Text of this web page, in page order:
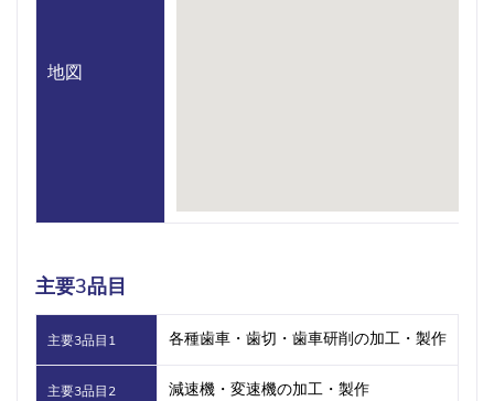
地図
主要3品目
主要3品目1 各種歯車・歯切・歯車研削の加工・製作
主要3品目2 減速機・変速機の加工・製作